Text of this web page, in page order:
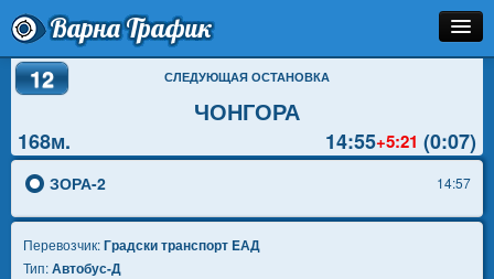
Варна Трафик
Остановка
Расписание
Как Добраться?
Инфо
12 СЛЕДУЮЩАЯ ОСТАНОВКА
ЧОНГОРА
14:55+5:21 (0:07)
168м.
ЗОРА-2 14:57
Перевозчик:Градски транспорт EАД
Тип:Автобус-Д